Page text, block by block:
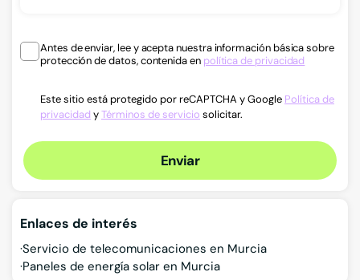
Antes de enviar, lee y acepta nuestra información básica sobre
protección de datos, contenida en política de privacidad
Este sitio está protegido por reCAPTCHA y Google Política de
privacidad yTérminos de servicio solicitar.
Enviar
Enlaces de interés
Servicio de telecomunicaciones en Murcia
Paneles de energía solar en Murcia